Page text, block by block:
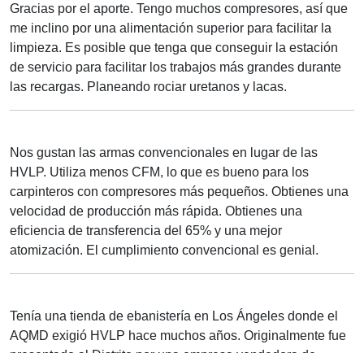
Gracias por el aporte. Tengo muchos compresores, así que
me inclino por una alimentación superior para facilitar la
limpieza. Es posible que tenga que conseguir la estación
de servicio para facilitar los trabajos más grandes durante
las recargas. Planeando rociar uretanos y lacas.
Nos gustan las armas convencionales en lugar de las
HVLP. Utiliza menos CFM, lo que es bueno para los
carpinteros con compresores más pequeños. Obtienes una
velocidad de producción más rápida. Obtienes una
eficiencia de transferencia del 65% y una mejor
atomización. El cumplimiento convencional es genial.
Tenía una tienda de ebanistería en Los Ángeles donde el
AQMD exigió HVLP hace muchos años. Originalmente fue